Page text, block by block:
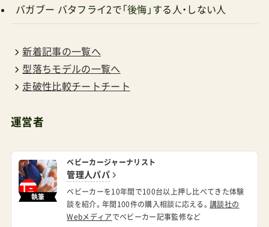
バガブー バタフライ2で「後悔」する人・しない人
新着記事の一覧へ
型落ちモデルの一覧へ
走破性比較チートチート
運営者
執筆
ベビーカージャーナリスト
管理人パパ
ベビーカーを10年間で100台以上押し比べてきた体験
談を紹介。年間100件の購入相談に応える。講談社の
Webメディア でベビーカー記事監修など